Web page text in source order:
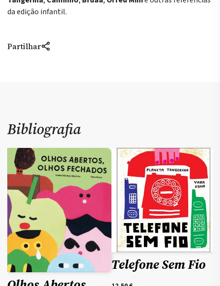
da edição infantil.
Partilhar
Bibliografia
Telefone Sem Fio